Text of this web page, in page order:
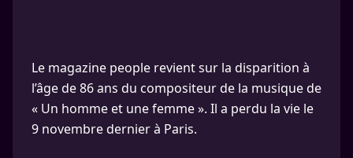
Le magazine people revient sur la disparition à
l’âge de 86 ans du compositeur de la musique de
« Un homme et une femme ». Il a perdu la vie le
9 novembre dernier à Paris.